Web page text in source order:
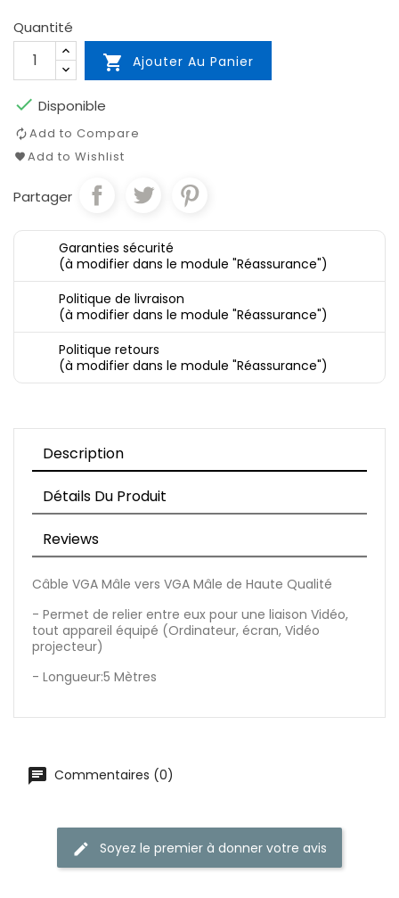
Quantité
 Ajouter Au Panier
 Disponible
Add to Compare
Add to Wishlist
Partager
Garanties sécurité
(à modifier dans le module "Réassurance")
Politique de livraison
(à modifier dans le module "Réassurance")
Politique retours
(à modifier dans le module "Réassurance")
Description
Détails Du Produit
Reviews
Câble VGA Mâle vers VGA Mâle de Haute Qualité
- Permet de relier entre eux pour une liaison Vidéo,
tout appareil équipé (Ordinateur, écran, Vidéo
projecteur)
- Longueur:5 Mètres
Commentaires (0)
Soyez le premier à donner votre avis